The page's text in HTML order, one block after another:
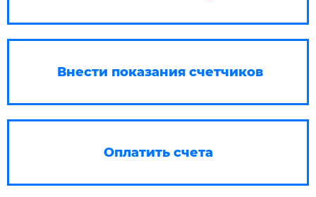
Внести показания счетчиков
Оплатить счета